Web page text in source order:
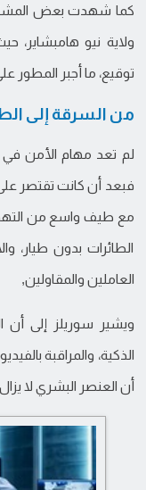
كما شهدت بعض
توقيع، ما أجبر المطور
من السرقة إلى
لم تعد مهام الأمن في
فبعد أن كانت تقتصر
مع طيف واسع من
الطائرات بدون طيار،
العاملين والمقاولين,
ويشير سوريلز إلى أن
الذكية، والمراقبة
أن العنصر البشري لا